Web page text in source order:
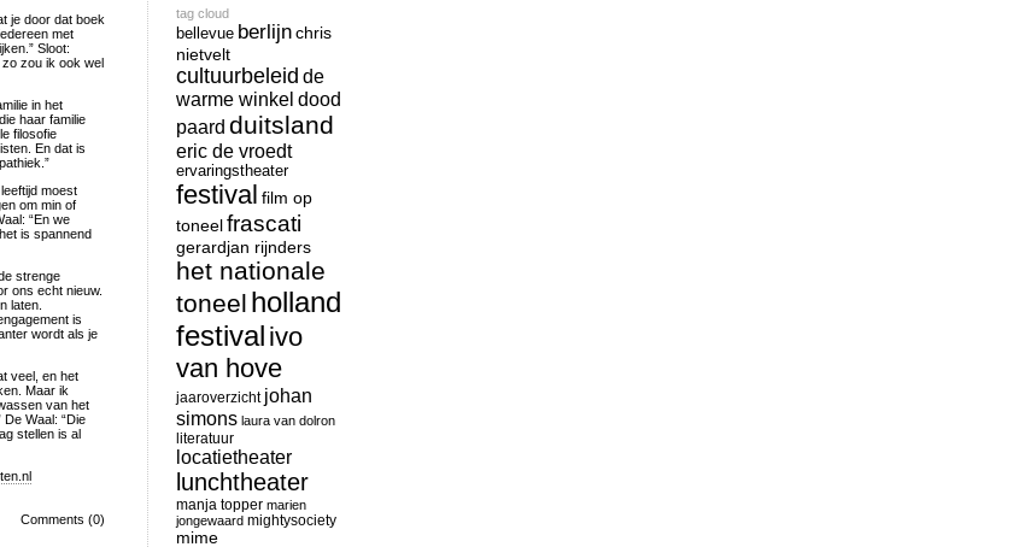
je door dat boek
met
Sloot:
zo zou ik ook wel
in het
haar familie
filosofie
En dat is
moest
om min of
“En we
is spannend
strenge
ons echt nieuw.
laten.
is
wordt als je
veel, en het
Maar ik
van het
Waal: “Die
stellen is al
Comments (0)
tag cloud
bellevue berlijnchris
nietvelt
cultuurbeleid de
warme winkel dood
paard duitsland
eric de vroedt
ervaringstheater
festival film op
toneelfrascati
gerardjan rijnders
het nationale
toneel holland
festival ivo
van hove
jaaroverzicht johan
simons laura van dolron
literatuur
locatietheater
lunchtheater
manja topper marien
jongewaard mightysociety
mime